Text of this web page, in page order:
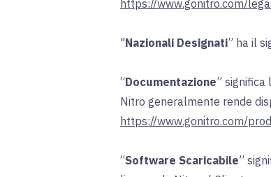
https://www.gonitro.com/
"Nazionali Designati” ha il
“Documentazione” significa
Nitro generalmente rende
https://www.gonitro.com/
“Software Scaricabile”